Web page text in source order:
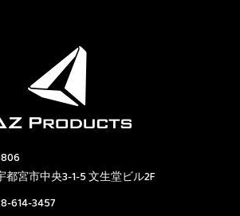
都宮市中央3-1-5 文生堂ビル2F
614-3457